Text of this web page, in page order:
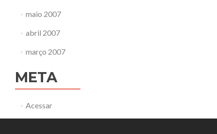
maio 2007
abril 2007
março 2007
META
Acessar